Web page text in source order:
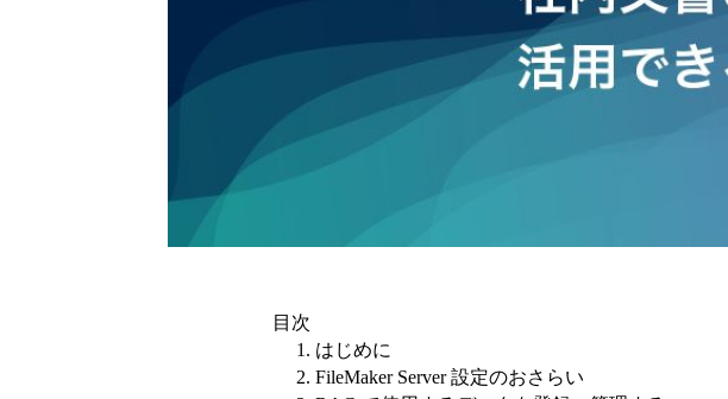
目次
1. はじめに
2. FileMaker Server 設定のおさらい